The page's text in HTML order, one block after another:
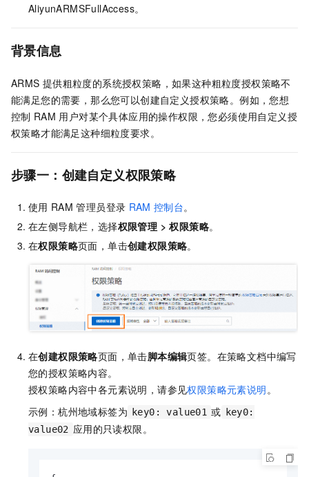
AliyunARMSFullAccess。
背景信息
ARMS 提供粗粒度的系统授权策略，如果这种粗粒度授权策略不
能满足您的需要，那么您可以创建自定义授权策略。例如，您想
控制 RAM 用户对某个具体应用的操作权限，您必须使用自定义授
权策略才能满足这种细粒度要求。
步骤一：创建自定义权限策略
使用 RAM 管理员登录 RAM 控制台。
在左侧导航栏，选择权限管理 >权限策略。
在权限策略页面，单击创建权限策略。
在创建权限策略页面，单击脚本编辑页签。在策略文档中编写
您的授权策略内容。
授权策略内容中各元素说明，请参见权限策略元素说明 。
示例：杭州地域标签为 key0: value01 或 key0:
value02 应用的只读权限。